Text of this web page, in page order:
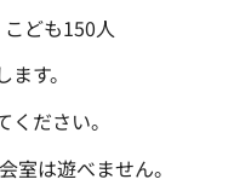
ども150人
す。
ださい。
室は遊べません。